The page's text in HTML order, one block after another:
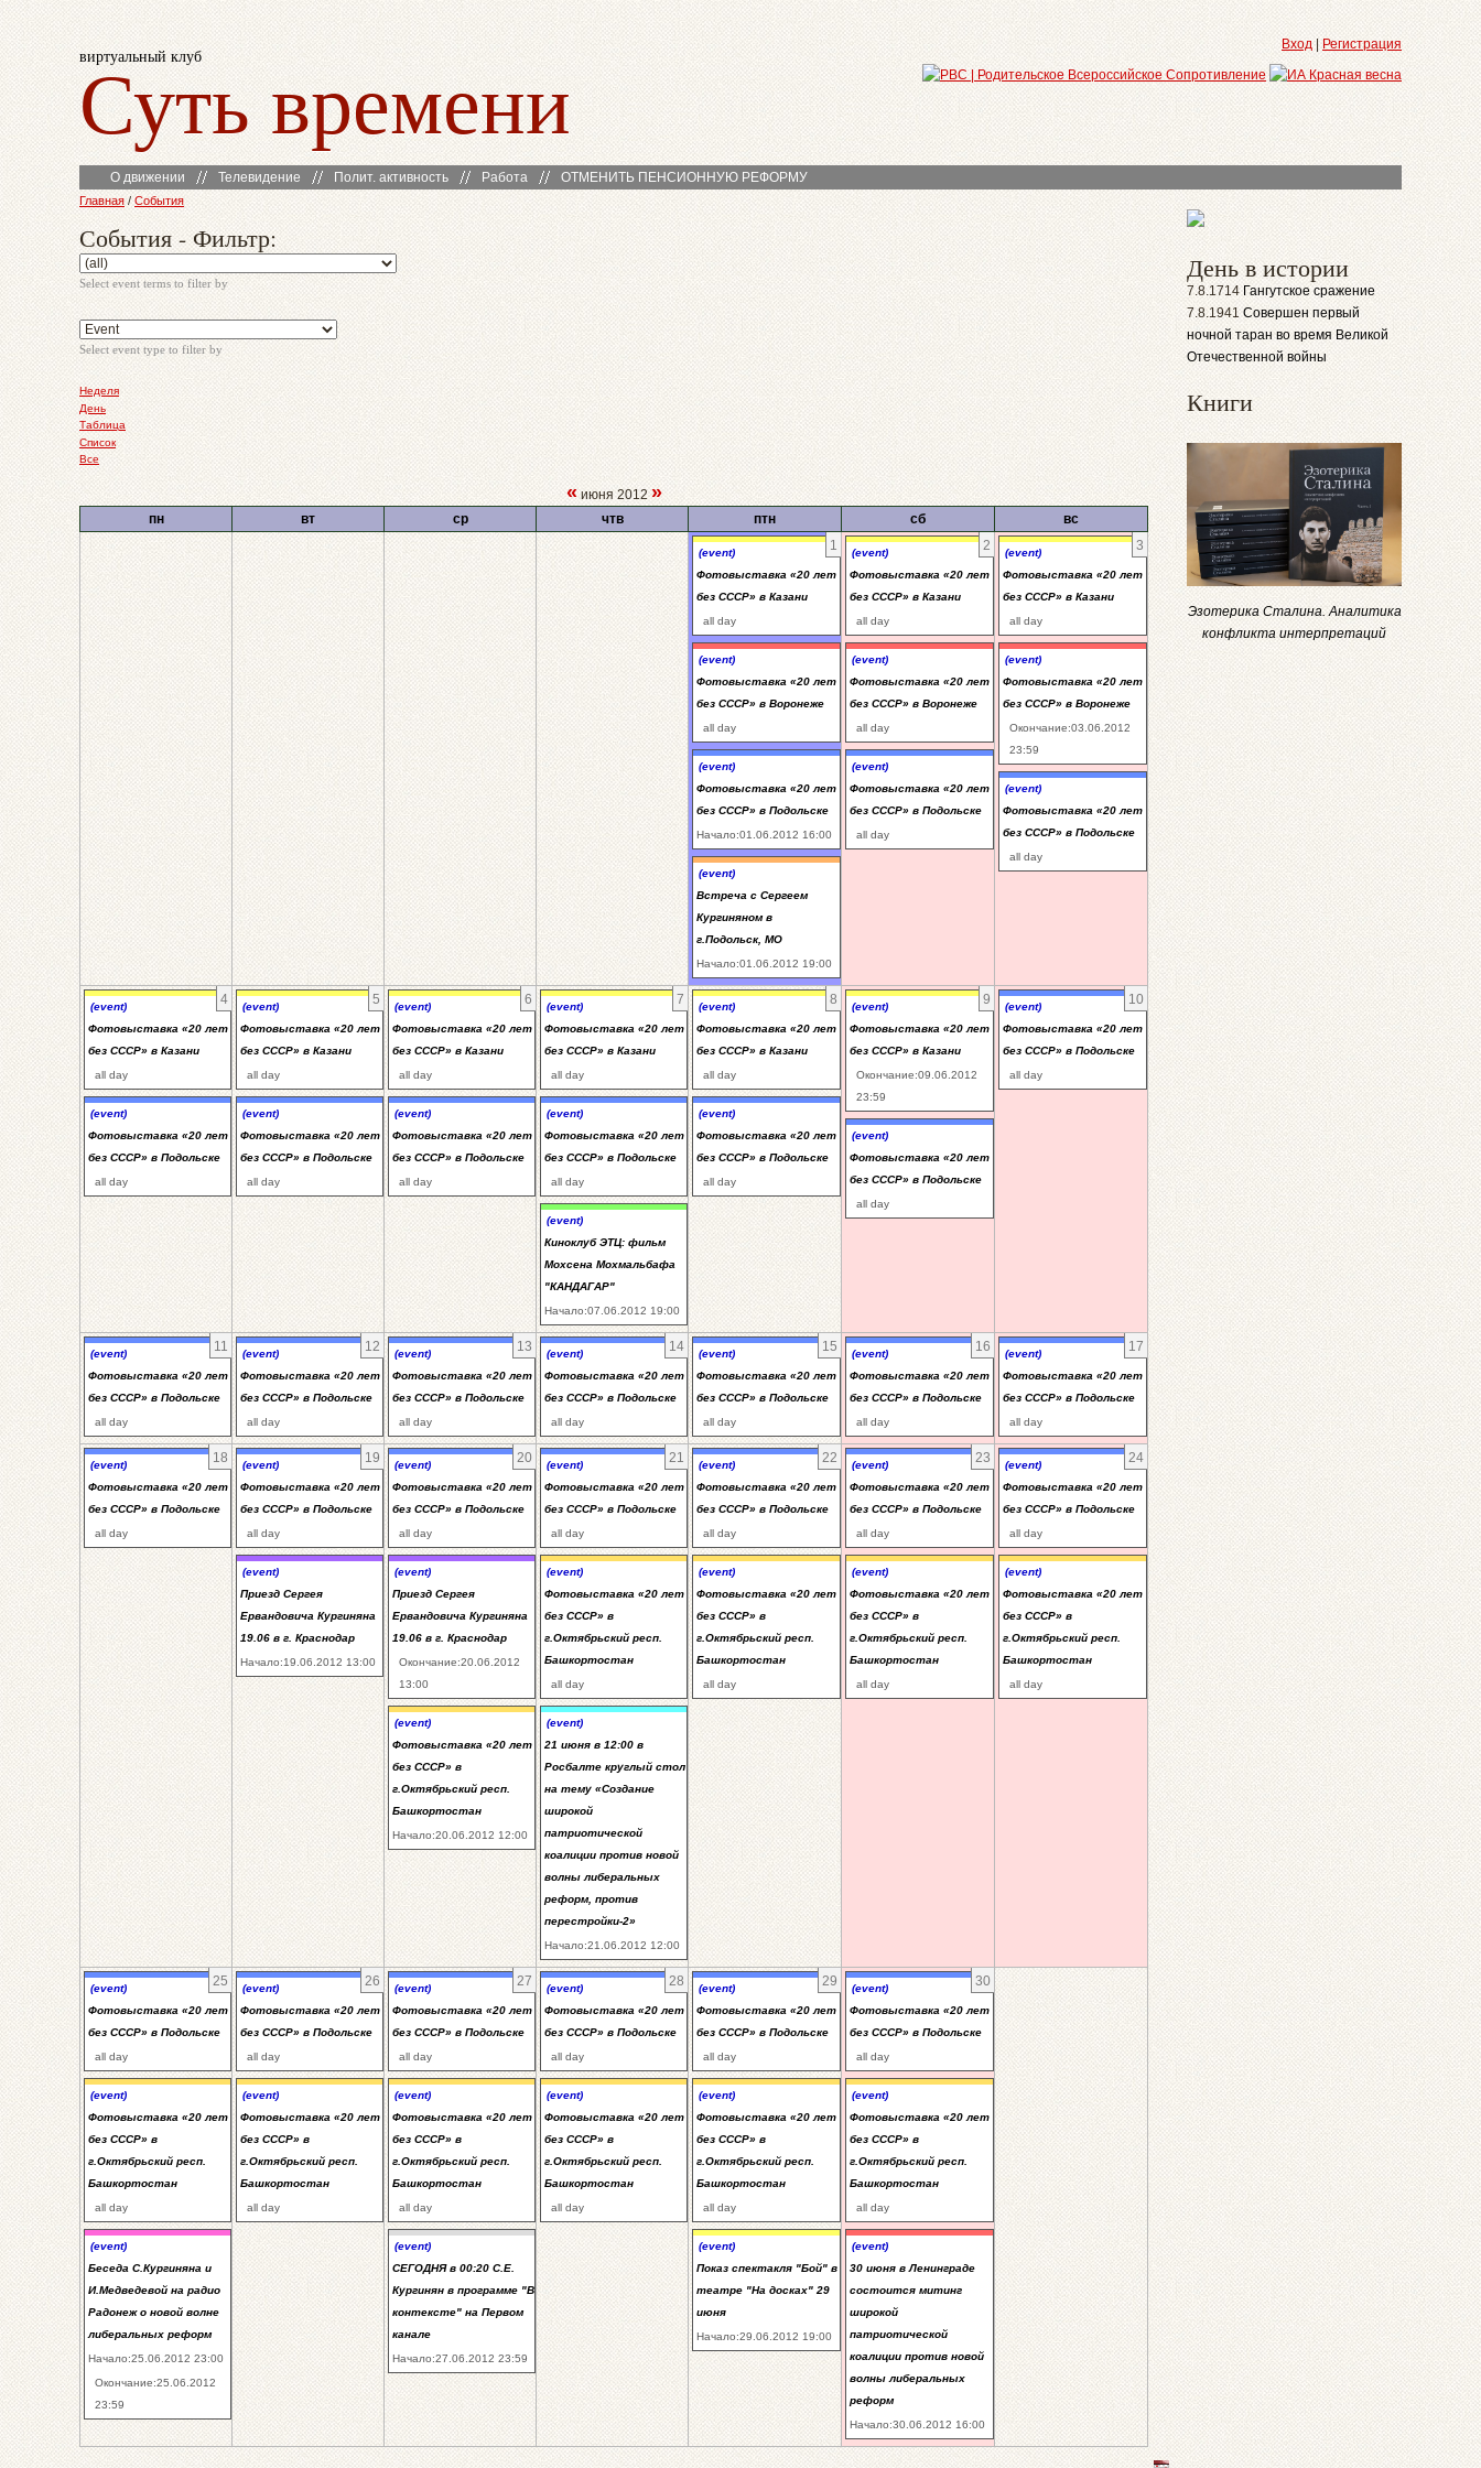
виртуальный клуб
Суть времени
Вход Регистрация
О движении Телевидение Полит. активность Работа ОТМЕНИТЬ ПЕНСИОННУЮ РЕФОРМУ
Главная / События
События - Фильтр:
Select event terms to filter by
Select event type to filter by
Неделя
День
Таблица
Список
Все
«июня 2012»
пн вт ср чтв птн сб
вс
1
(event)
Фотовыставка «20 лет
без СССР» в Казани
all day
(event)
Фотовыставка «20 лет
без СССР» в Воронеже
all day
(event)
Фотовыставка «20 лет
без СССР» в Подольске
Начало:01.06.2012 16:00
(event)
Встреча с Сергеем
Кургиняном в
г.Подольск, МО
Начало:01.06.2012 19:00
2
(event)
Фотовыставка «20 лет
без СССР» в Казани
all day
(event)
Фотовыставка «20 лет
без СССР» в Воронеже
all day
(event)
Фотовыставка «20 лет
без СССР» в Подольске
all day
3
(event)
Фотовыставка «20 лет
без СССР» в Казани
all day
(event)
Фотовыставка «20 лет
без СССР» в Воронеже
Окончание:03.06.2012
23:59
(event)
Фотовыставка «20 лет
без СССР» в Подольске
all day
4
(event)
Фотовыставка «20 лет
без СССР» в Казани
all day
(event)
Фотовыставка «20 лет
без СССР» в Подольске
all day
5
(event)
Фотовыставка «20 лет
без СССР» в Казани
all day
(event)
Фотовыставка «20 лет
без СССР» в Подольске
all day
6
(event)
Фотовыставка «20 лет
без СССР» в Казани
all day
(event)
Фотовыставка «20 лет
без СССР» в Подольске
all day
7
(event)
Фотовыставка «20 лет
без СССР» в Казани
all day
(event)
Фотовыставка «20 лет
без СССР» в Подольске
all day
(event)
Киноклуб ЭТЦ: фильм
Мохсена Мохмальбафа
"КАНДАГАР"
Начало:07.06.2012 19:00
8
(event)
Фотовыставка «20 лет
без СССР» в Казани
all day
(event)
Фотовыставка «20 лет
без СССР» в Подольске
all day
9
(event)
Фотовыставка «20 лет
без СССР» в Казани
Окончание:09.06.2012
23:59
(event)
Фотовыставка «20 лет
без СССР» в Подольске
all day
10
(event)
Фотовыставка «20 лет
без СССР» в Подольске
all day
11
(event)
Фотовыставка «20 лет
без СССР» в Подольске
all day
12
(event)
Фотовыставка «20 лет
без СССР» в Подольске
all day
13
(event)
Фотовыставка «20 лет
без СССР» в Подольске
all day
14
(event)
Фотовыставка «20 лет
без СССР» в Подольске
all day
15
(event)
Фотовыставка «20 лет
без СССР» в Подольске
all day
16
(event)
Фотовыставка «20 лет
без СССР» в Подольске
all day
17
(event)
Фотовыставка «20 лет
без СССР» в Подольске
all day
18
(event)
Фотовыставка «20 лет
без СССР» в Подольске
all day
19
(event)
Фотовыставка «20 лет
без СССР» в Подольске
all day
(event)
Приезд Сергея
Ервандовича Кургиняна
19.06 в г. Краснодар
Начало:19.06.2012 13:00
20
(event)
Фотовыставка «20 лет
без СССР» в Подольске
all day
(event)
Приезд Сергея
Ервандовича Кургиняна
19.06 в г. Краснодар
Окончание:20.06.2012
13:00
(event)
Фотовыставка «20 лет
без СССР» в
г.Октябрьский респ.
Башкортостан
Начало:20.06.2012 12:00
21
(event)
Фотовыставка «20 лет
без СССР» в Подольске
all day
(event)
Фотовыставка «20 лет
без СССР» в
г.Октябрьский респ.
Башкортостан
all day
(event)
21 июня в 12:00 в
Росбалте круглый стол
на тему «Создание
широкой
патриотической
коалиции против новой
волны либеральных
реформ, против
перестройки-2»
Начало:21.06.2012 12:00
22
(event)
Фотовыставка «20 лет
без СССР» в Подольске
all day
(event)
Фотовыставка «20 лет
без СССР» в
г.Октябрьский респ.
Башкортостан
all day
23
(event)
Фотовыставка «20 лет
без СССР» в Подольске
all day
(event)
Фотовыставка «20 лет
без СССР» в
г.Октябрьский респ.
Башкортостан
all day
24
(event)
Фотовыставка «20 лет
без СССР» в Подольске
all day
(event)
Фотовыставка «20 лет
без СССР» в
г.Октябрьский респ.
Башкортостан
all day
25
(event)
Фотовыставка «20 лет
без СССР» в Подольске
all day
(event)
Фотовыставка «20 лет
без СССР» в
г.Октябрьский респ.
Башкортостан
all day
(event)
Беседа С.Кургиняна и
И.Медведевой на радио
Радонеж о новой волне
либеральных реформ
Начало:25.06.2012 23:00
Окончание:25.06.2012
23:59
26
(event)
Фотовыставка «20 лет
без СССР» в Подольске
all day
(event)
Фотовыставка «20 лет
без СССР» в
г.Октябрьский респ.
Башкортостан
all day
27
(event)
Фотовыставка «20 лет
без СССР» в Подольске
all day
(event)
Фотовыставка «20 лет
без СССР» в
г.Октябрьский респ.
Башкортостан
all day
(event)
СЕГОДНЯ в 00:20 С.Е.
Кургинян в программе "В
контексте" на Первом
канале
Начало:27.06.2012 23:59
28
(event)
Фотовыставка «20 лет
без СССР» в Подольске
all day
(event)
Фотовыставка «20 лет
без СССР» в
г.Октябрьский респ.
Башкортостан
all day
29
(event)
Фотовыставка «20 лет
без СССР» в Подольске
all day
(event)
Фотовыставка «20 лет
без СССР» в
г.Октябрьский респ.
Башкортостан
all day
(event)
Показ спектакля "Бой" в
театре "На досках" 29
июня
Начало:29.06.2012 19:00
30
(event)
Фотовыставка «20 лет
без СССР» в Подольске
all day
(event)
Фотовыставка «20 лет
без СССР» в
г.Октябрьский респ.
Башкортостан
all day
(event)
30 июня в Ленинграде
состоится митинг
широкой
патриотической
коалиции против новой
волны либеральных
реформ
Начало:30.06.2012 16:00
День в истории
7.8.1714 Гангутское сражение
7.8.1941 Совершен первый
ночной таран во время Великой
Отечественной войны
Книги
Эзотерика Сталина. Аналитика
конфликта интерпретаций